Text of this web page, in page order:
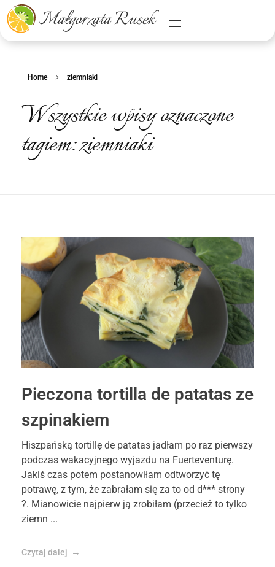
Małgorzata Rusek - dietetyk z pasją
Dietetyka kliniczna & Psychodietetyka
Home ziemniaki
Wszystkie wpisy oznaczone
tagiem: ziemniaki
Pieczona tortilla de patatas ze
szpinakiem
Hiszpańską tortillę de patatas jadłam po raz pierwszy
podczas wakacyjnego wyjazdu na Fuerteventurę.
Jakiś czas potem postanowiłam odtworzyć tę
potrawę, z tym, że zabrałam się za to od d*** strony
?. Mianowicie najpierw ją zrobiłam (przecież to tylko
ziemn ...
Czytaj dalej